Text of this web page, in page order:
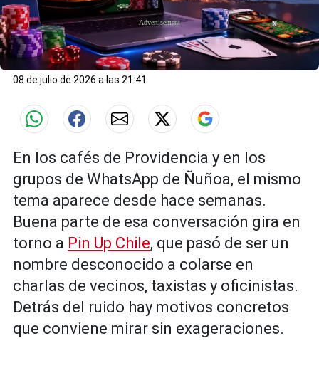
X
08 de julio de 2026 a las 21:41
En los cafés de Providencia y en los
grupos de WhatsApp de Ñuñoa, el mismo
tema aparece desde hace semanas.
Buena parte de esa conversación gira en
torno a Pin Up Chile, que pasó de ser un
nombre desconocido a colarse en
charlas de vecinos, taxistas y oficinistas.
Detrás del ruido hay motivos concretos
que conviene mirar sin exageraciones.